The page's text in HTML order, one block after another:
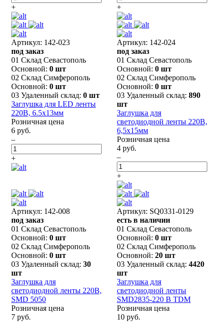
+ +
Артикул: 142-023
под заказ
01 Склад Севастополь
Основной: 0 шт
02 Склад Симферополь
Основной: 0 шт
03 Удаленный склад: 0 шт
Заглушка для LED ленты
220В, 6.5x13мм
Розничная цена
6 руб.
–
+
Артикул: 142-024
под заказ
01 Склад Севастополь
Основной: 0 шт
02 Склад Симферополь
Основной: 0 шт
03 Удаленный склад: 890
шт
Заглушка для
светодиодной ленты 220В,
6,5x15мм
Розничная цена
4 руб.
–
+
Артикул: 142-008
под заказ
01 Склад Севастополь
Основной: 0 шт
02 Склад Симферополь
Основной: 0 шт
03 Удаленный склад: 30
шт
Заглушка для
светодиодной ленты 220В,
SMD 5050
Розничная цена
7 руб.
Артикул: SQ0331-0129
есть в наличии
01 Склад Севастополь
Основной: 0 шт
02 Склад Симферополь
Основной: 20 шт
03 Удаленный склад: 4420
шт
Заглушка для
светодиодной ленты
SMD2835-220 В TDM
Розничная цена
10 руб.